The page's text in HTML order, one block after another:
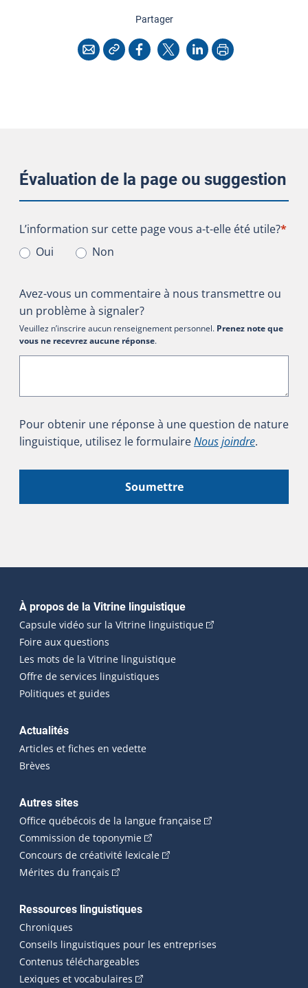
Partagercette page
CourrielCopier l'adresse
Facebook
X LinkedInImprimer
Évaluation de la page ou suggestion
L’information sur cette page vous a-t-elle été utile?
L’information sur cette page vous a-t-elle été utile?*
Oui
Non
Avez-vous un commentaire à nous transmettre ou
un problème à signaler?
Veuillez n’inscrire aucun renseignement personnel. Prenez note que
vous ne recevrez aucune réponse.
Pour obtenir une réponse à une question de nature
linguistique, utilisez le formulaireNous joindre.
Soumettre
Navigation principale
À propos de la Vitrine linguistique
Capsule vidéo sur la Vitrine linguistique(Cet hyperlien
Foire aux questions
Les mots de la Vitrine linguistique
Offre de services linguistiques
Politiques et guides
Actualités
Articles et fiches en vedette
Brèves
Autres sites
Office québécois de la langue française(Cet hyperlien
Commission de toponymie(Cet hyperlien externe s'ouvrira
Concours de créativité lexicale(Cet hyperlien externe
Mérites du français (Cet hyperlien externe s'ouvrira dans une
Ressources linguistiques
Chroniques
Conseils linguistiques pour les entreprises
Contenus téléchargeables
Lexiques et vocabulaires (Cet hyperlien externe s'ouvrira